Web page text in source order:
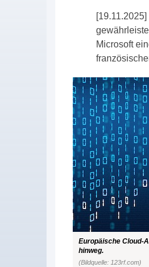
Microsoft
Europäische Cloud-
hinweg.
(Bildquelle: 123rf.com)